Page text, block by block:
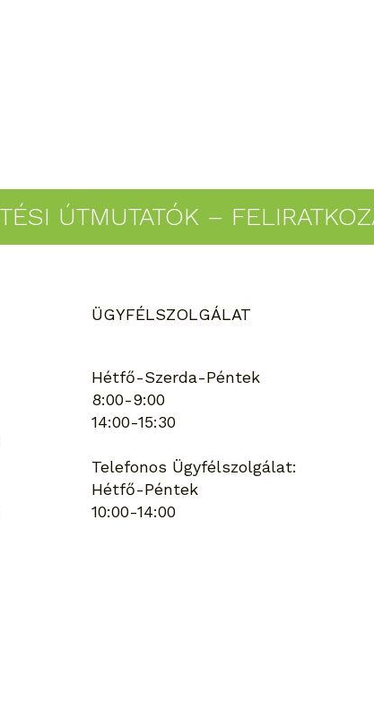
ÚTMUTATÓK –
ÜGYFÉLSZOLGÁLAT
Hétfő-Szerda-Péntek
8:00-9:00
14:00-15:30
Telefonos Ügyfélszolgálat:
Hétfő-Péntek
10:00-14:00